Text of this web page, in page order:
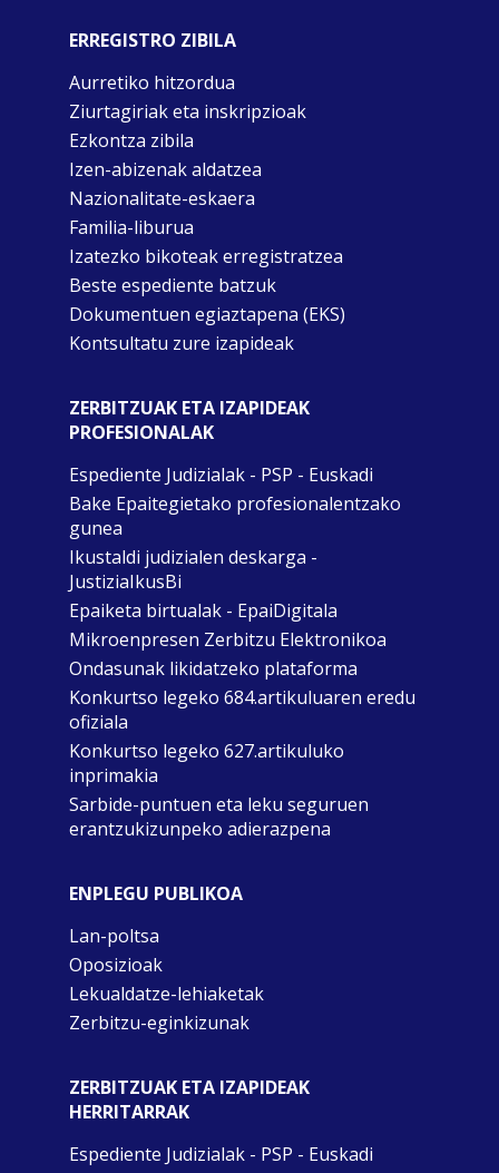
ERREGISTRO ZIBILA
Aurretiko hitzordua
Ziurtagiriak eta inskripzioak
Ezkontza zibila
Izen-abizenak aldatzea
Nazionalitate-eskaera
Familia-liburua
Izatezko bikoteak erregistratzea
Beste espediente batzuk
Dokumentuen egiaztapena (EKS)
Kontsultatu zure izapideak
ZERBITZUAK ETA IZAPIDEAK
PROFESIONALAK
Espediente Judizialak - PSP - Euskadi
Bake Epaitegietako profesionalentzako
gunea
Ikustaldi judizialen deskarga -
JustiziaIkusBi
Epaiketa birtualak - EpaiDigitala
Mikroenpresen Zerbitzu Elektronikoa
Ondasunak likidatzeko plataforma
Konkurtso legeko 684.artikuluaren eredu
ofiziala
Konkurtso legeko 627.artikuluko
inprimakia
Sarbide-puntuen eta leku seguruen
erantzukizunpeko adierazpena
ENPLEGU PUBLIKOA
Lan-poltsa
Oposizioak
Lekualdatze-lehiaketak
Zerbitzu-eginkizunak
ZERBITZUAK ETA IZAPIDEAK
HERRITARRAK
Espediente Judizialak - PSP - Euskadi